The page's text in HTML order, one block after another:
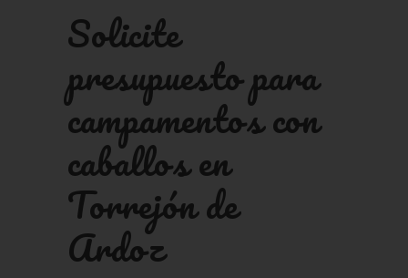
Solicite
presupuesto para
campamentos con
caballos en
Torrejón de
Ardoz